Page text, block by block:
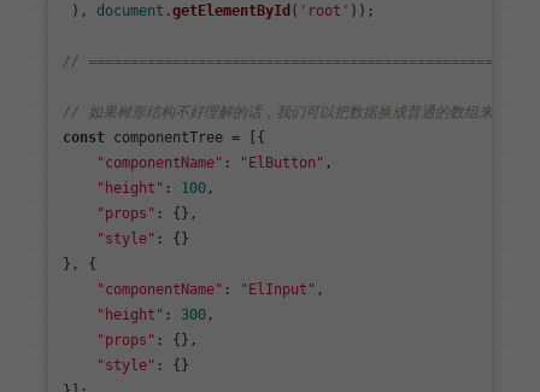
), document .getElementById ( 'root' ));
// ================================================
// 如果树形结构不好理解的话，我们可以把数据换成普通的数组来理解
const componentTree = [{
"componentName" : "ElButton" ,
"height" : 100 ,
"props" : {},
"style" : {}
}, {
"componentName" : "ElInput" ,
"height" : 300 ,
"props" : {},
"style" : {}